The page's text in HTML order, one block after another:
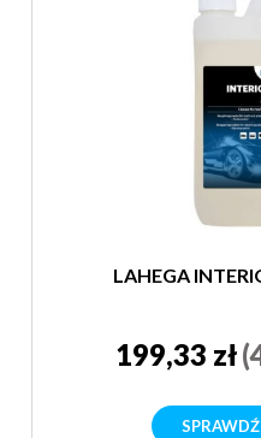
LAHEGA
199,33 zł